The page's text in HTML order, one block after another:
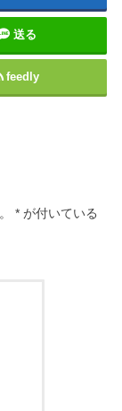
送る
feedly
* が付いている